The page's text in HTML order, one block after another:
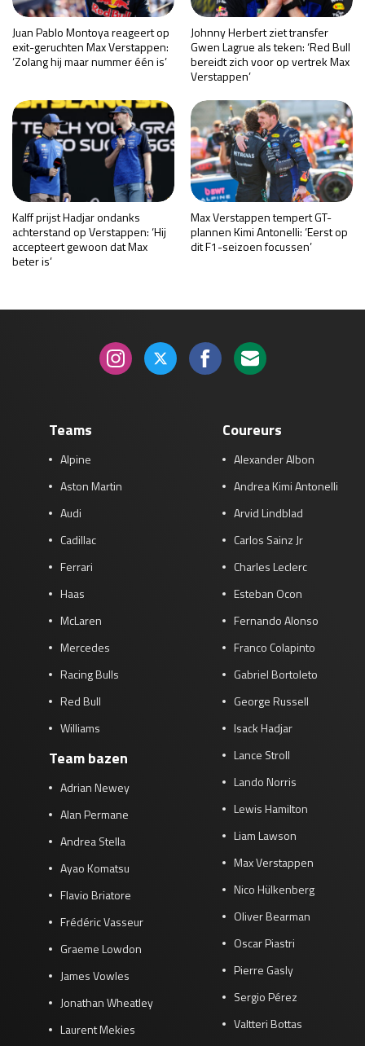
Juan Pablo Montoya reageert op
exit-geruchten Max Verstappen:
‘Zolang hij maar nummer één is’
Johnny Herbert ziet transfer
Gwen Lagrue als teken: ‘Red Bull
bereidt zich voor op vertrek Max
Verstappen’
Kalff prijst Hadjar ondanks
achterstand op Verstappen: ‘Hij
accepteert gewoon dat Max
beter is’
Max Verstappen tempert GT-
plannen Kimi Antonelli: ‘Eerst op
dit F1-seizoen focussen’
Teams
Alpine
Aston Martin
Audi
Cadillac
Ferrari
Haas
McLaren
Mercedes
Racing Bulls
Red Bull
Williams
Team bazen
Adrian Newey
Alan Permane
Andrea Stella
Ayao Komatsu
Flavio Briatore
Frédéric Vasseur
Graeme Lowdon
James Vowles
Jonathan Wheatley
Laurent Mekies
Coureurs
Alexander Albon
Andrea Kimi Antonelli
Arvid Lindblad
Carlos Sainz Jr
Charles Leclerc
Esteban Ocon
Fernando Alonso
Franco Colapinto
Gabriel Bortoleto
George Russell
Isack Hadjar
Lance Stroll
Lando Norris
Lewis Hamilton
Liam Lawson
Max Verstappen
Nico Hülkenberg
Oliver Bearman
Oscar Piastri
Pierre Gasly
Sergio Pérez
Valtteri Bottas